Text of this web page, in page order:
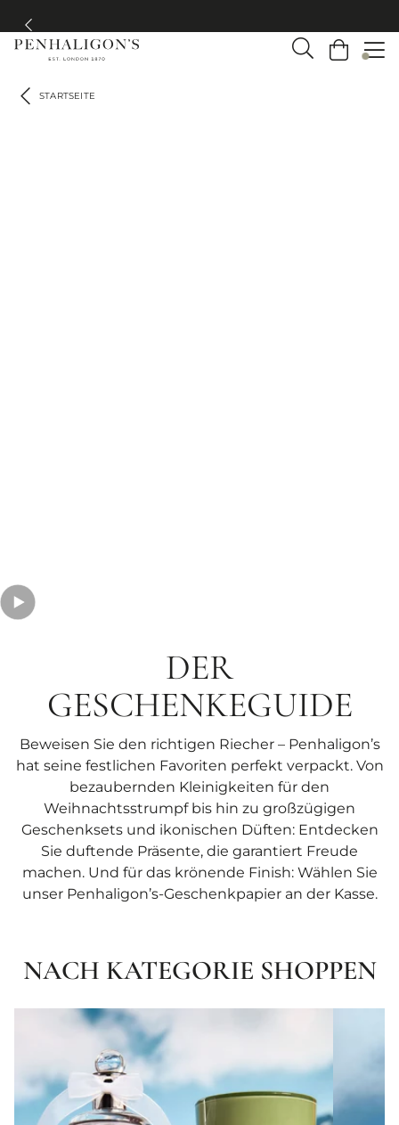
STARTSEITE
DER
GESCHENKEGUIDE
Beweisen Sie den richtigen Riecher – Penhaligon’s
hat seine festlichen Favoriten perfekt verpackt. Von
bezaubernden Kleinigkeiten für den
Weihnachtsstrumpf bis hin zu großzügigen
Geschenksets und ikonischen Düften: Entdecken
Sie duftende Präsente, die garantiert Freude
machen. Und für das krönende Finish: Wählen Sie
unser Penhaligon’s-Geschenkpapier an der Kasse.
NACH KATEGORIE SHOPPEN